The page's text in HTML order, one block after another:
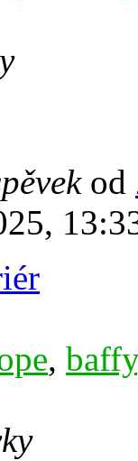
od
, baffy